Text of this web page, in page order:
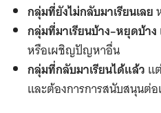
กลุ่มที่ยังไม่กลับมาเรียนเลย
กลุ่มที่มาเรียนบ้าง–หยุดบ้าง
หรือเผชิญปัญหาอื่น
กลุ่มที่กลับมาเรียนได้แล้ว แ
และต้องการการสนับสนุนต่อ